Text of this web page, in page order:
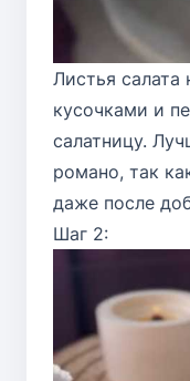
Листья
кусочками и
салатницу.
романо, так
даже после
Шаг 2: